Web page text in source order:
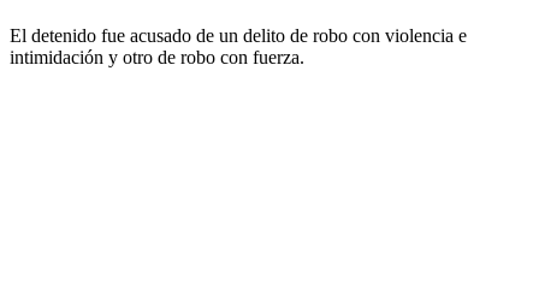
El detenido fue acusado de un delito de robo con violencia e
intimidación y otro de robo con fuerza.